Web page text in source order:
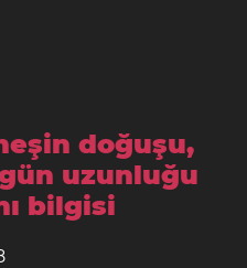
doğuşu,
uzunluğu
bilgisi